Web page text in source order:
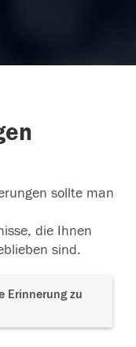
sollte man
die Ihnen
sind.
Erinnerung zu